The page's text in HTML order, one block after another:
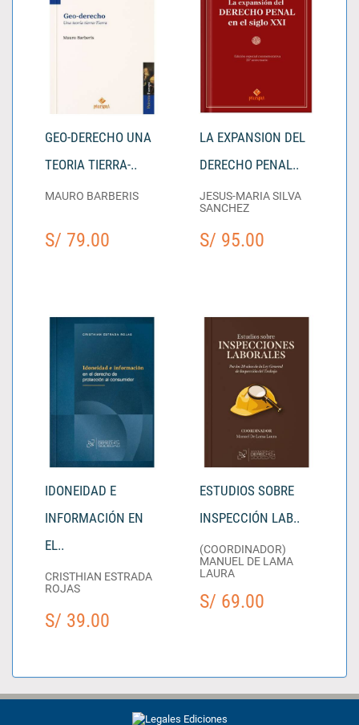
GEO-DERECHO UNA
TEORIA TIERRA-..
MAURO BARBERIS
S/ 79.00
LA EXPANSION DEL
DERECHO PENAL..
JESUS-MARIA SILVA
SANCHEZ
S/ 95.00
IDONEIDAD E
INFORMACIÓN EN
EL..
CRISTHIAN ESTRADA
ROJAS
S/ 39.00
ESTUDIOS SOBRE
INSPECCIÓN LAB..
(COORDINADOR)
MANUEL DE LAMA
LAURA
S/ 69.00